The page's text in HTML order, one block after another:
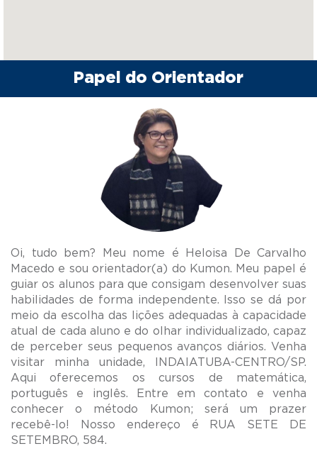
Papel do Orientador
Oi, tudo bem? Meu nome é Heloisa De Carvalho
Macedo e sou orientador(a) do Kumon. Meu papel é
guiar os alunos para que consigam desenvolver suas
habilidades de forma independente. Isso se dá por
meio da escolha das lições adequadas à capacidade
atual de cada aluno e do olhar individualizado, capaz
de perceber seus pequenos avanços diários. Venha
visitar minha unidade, INDAIATUBA-CENTRO/SP.
Aqui oferecemos os cursos de matemática,
português e inglês. Entre em contato e venha
conhecer o método Kumon; será um prazer
recebê-lo! Nosso endereço é RUA SETE DE